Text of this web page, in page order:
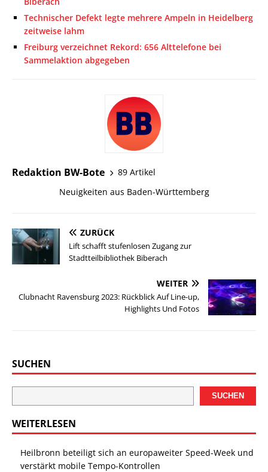
Technischer Defekt legte mehrere Ampeln in Heidelberg
zeitweise lahm
Freiburg verzeichnet Rekord: 656 Alttelefone bei
Sammelaktion abgegeben
Redaktion BW-Bote
89 Artikel
Neuigkeiten aus Baden-Württemberg
ZURÜCK
Lift schafft stufenlosen Zugang zur
Stadtteilbibliothek Biberach
WEITER
Clubnacht Ravensburg 2023: Rückblick Auf Line-up,
Highlights Und Fotos
SUCHEN
SUCHEN
WEITERLESEN
Heilbronn beteiligt sich an europaweiter Speed-Week und
verstärkt mobile Tempo-Kontrollen